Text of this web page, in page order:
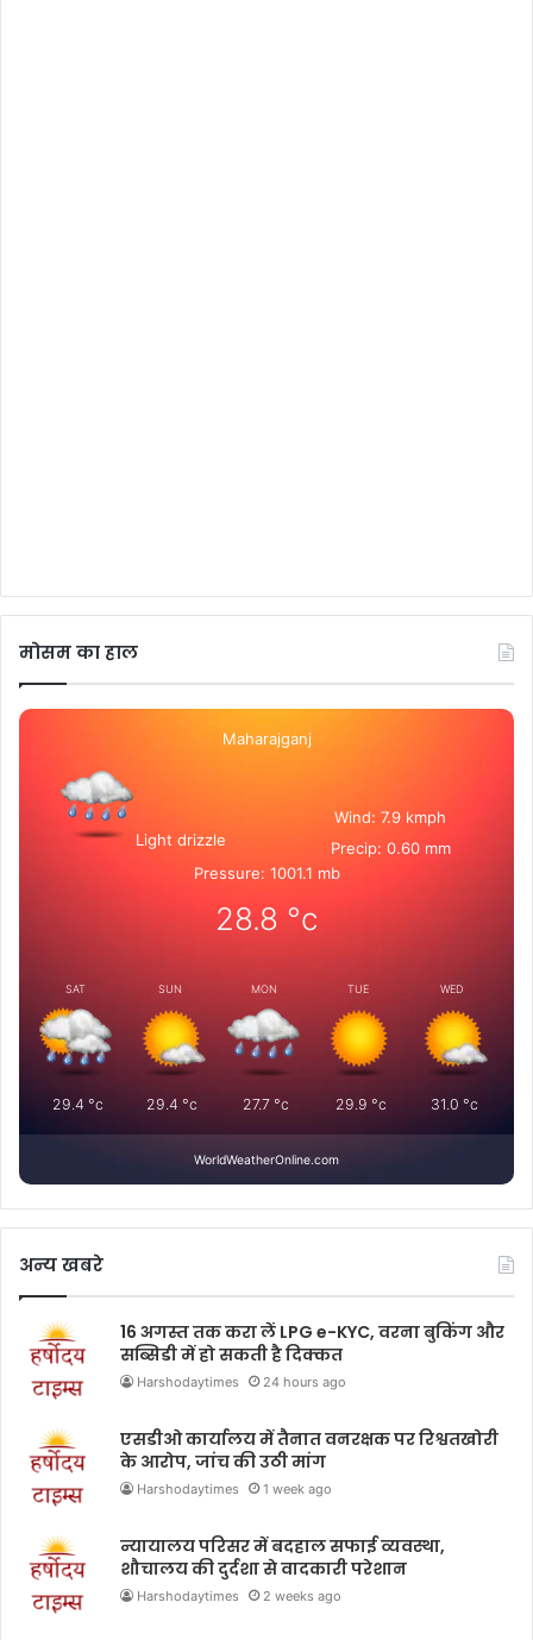
मोसम का हाल
Maharajganj
Light drizzle
Wind: 7.9 kmph
Precip: 0.60 mm
Pressure: 1001.1 mb
28.8 °c
SAT
29.4 °c
SUN
29.4 °c
MON
27.7 °c
TUE
29.9 °c
WED
31.0 °c
WorldWeatherOnline.com
अन्य खबरे
16 अगस्त तक करा लें LPG e-KYC, वरना बुकिंग और
सब्सिडी में हो सकती है दिक्कत
Harshodaytimes 24 hours ago
एसडीओ कार्यालय में तैनात वनरक्षक पर रिश्वतखोरी
के आरोप, जांच की उठी मांग
Harshodaytimes 1 week ago
न्यायालय परिसर में बदहाल सफाई व्यवस्था,
शौचालय की दुर्दशा से वादकारी परेशान
Harshodaytimes 2 weeks ago